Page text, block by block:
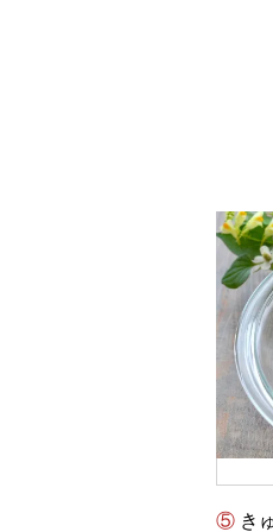
⑤ きゅうりをボールに入れ、みょうが・おろし生姜（小さじ1/3）・ごま油（小さじ